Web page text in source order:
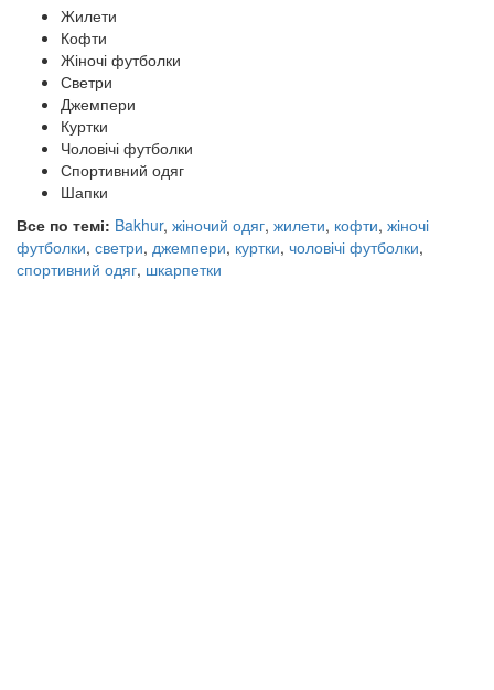
Жилети
Кофти
Жіночі футболки
Светри
Джемпери
Куртки
Чоловічі футболки
Спортивний одяг
Шапки
Все по темі: Bakhur, жіночий одяг, жилети, кофти, жіночі
футболки, светри, джемпери, куртки, чоловічі футболки,
спортивний одяг, шкарпетки